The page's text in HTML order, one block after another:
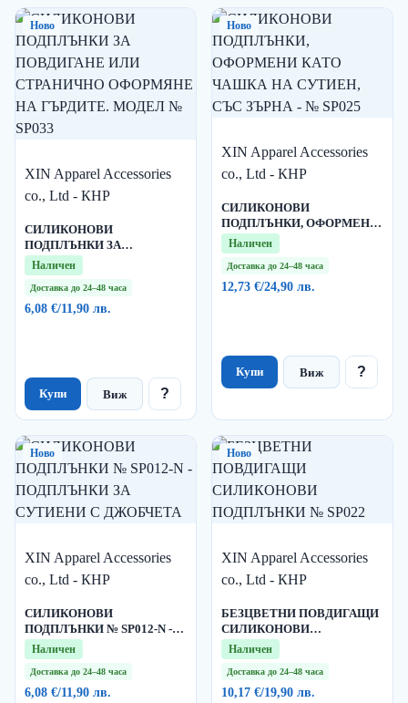
Ново
XIN Apparel Accessories
co., Ltd - КНР
СИЛИКОНОВИ
ПОДПЛЪНКИ ЗА
ПОВДИГАНЕ ИЛИ
СТРАНИЧНО ОФОРМЯНЕ
НА ГЪРДИТЕ. МОДЕЛ №
SP033
Наличен
Доставка до 24–48 часа
6,08 €/11,90 лв.
Купи Виж ?
Ново
XIN Apparel Accessories
co., Ltd - КНР
СИЛИКОНОВИ
ПОДПЛЪНКИ, ОФОРМЕНИ
КАТО ЧАШКА НА СУТИЕН,
СЪС ЗЪРНА - № SP025
Наличен
Доставка до 24–48 часа
12,73 €/24,90 лв.
Купи Виж ?
Ново
XIN Apparel Accessories
co., Ltd - КНР
СИЛИКОНОВИ
ПОДПЛЪНКИ № SP012-N -
ПОДПЛЪНКИ ЗА СУТИЕНИ
С ДЖОБЧЕТА
Наличен
Доставка до 24–48 часа
6,08 €/11,90 лв.
Ново
XIN Apparel Accessories
co., Ltd - КНР
БЕЗЦВЕТНИ ПОВДИГАЩИ
СИЛИКОНОВИ
ПОДПЛЪНКИ № SP022
Наличен
Доставка до 24–48 часа
10,17 €/19,90 лв.